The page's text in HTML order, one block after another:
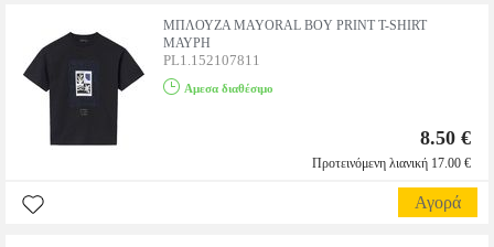
ΜΠΛΟΥΖΑ MAYORAL BOY PRINT T-SHIRT
ΜΑΥΡΗ
PL1.152107811
Αμεσα διαθέσιμο
8.50 €
Προτεινόμενη λιανική 17.00 €
Αγορά